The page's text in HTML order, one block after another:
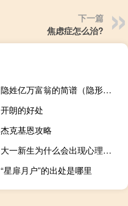
下一篇
焦虑症怎么治?
隐姓亿万富翁的简谱（隐形的翅膀简谱完整版）
开朗的好处
杰克基恩攻略
大一新生为什么会出现心理问题
“星扉月户”的出处是哪里